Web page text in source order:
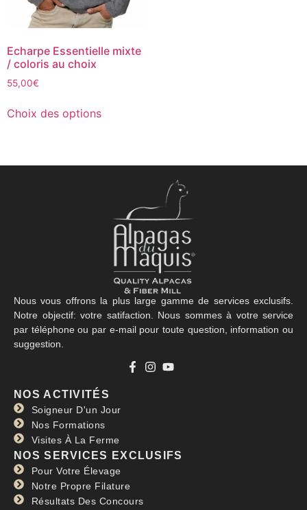
Echarpe Essentielle mixte
/ coloris au choix
55,00€
Choix des options
Nous vous offrons la plus large gamme de services exclusifs.
Notre objectif: votre satifaction. Nous sommes à votre service
par téléphone ou par e-mail pour toute question, information ou
suggestion.
NOS ACTIVITÉS
Soigneur D'un Jour
Nos Formations
Visites À La Ferme
NOS SERVICES EXCLUSIFS
Pour Votre Élevage
Notre Propre Filature
Résultats Des Concours